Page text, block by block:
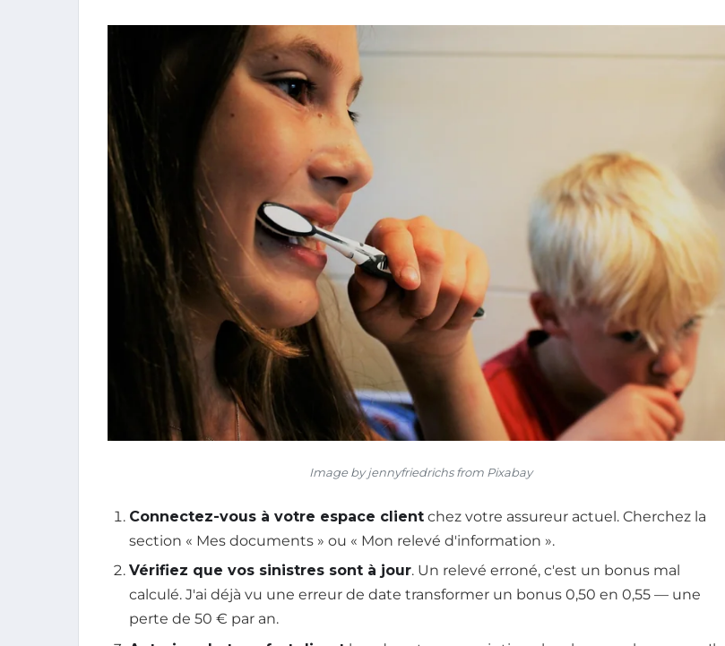
Image by jennyfriedrichs from Pixabay
Connectez-vous à votre espace client chez votre assureur actuel. Cherchez la
section « Mes documents » ou « Mon relevé d'information ».
Vérifiez que vos sinistres sont à jour. Un relevé erroné, c'est un bonus mal
calculé. J'ai déjà vu une erreur de date transformer un bonus 0,50 en 0,55 — une
perte de 50 € par an.